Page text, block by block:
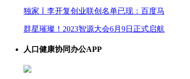
独家丨李开复创业联创名单已现：百度马
群星璀璨！2023智源大会6月9日正式启航
人口健康协同办公APP